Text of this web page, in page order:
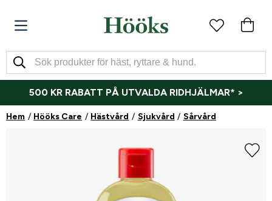
500 KR RABATT PÅ UTVALDA RIDHJÄLMAR* >
Hem Hööks Care Hästvård Sjukvård Sårvård